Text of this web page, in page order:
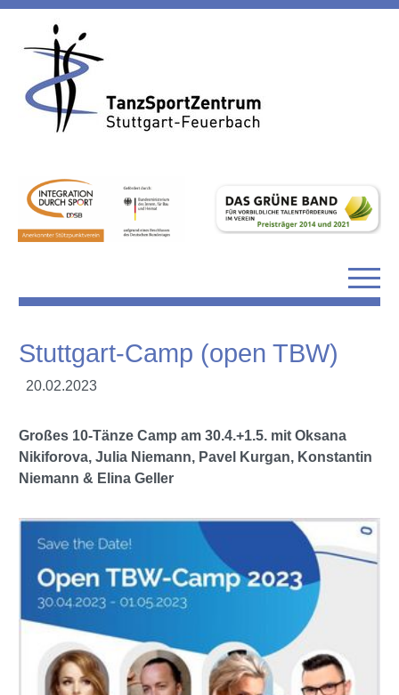
Stuttgart-Camp (open TBW)
20.02.2023
Großes 10-Tänze Camp am 30.4.+1.5. mit Oksana
Nikiforova, Julia Niemann, Pavel Kurgan, Konstantin
Niemann & Elina Geller